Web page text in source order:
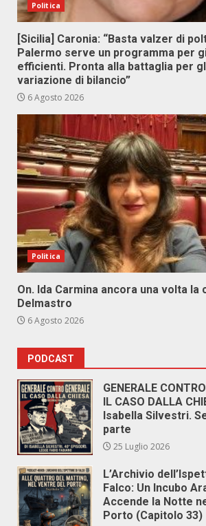
Politica
[Sicilia] Caronia: “Basta valzer di
Palermo serve un programma per
efficienti. Pronta alla battaglia per
variazione di bilancio”
6 Agosto 2026
Politica
On. Ida Carmina ancora una volta la
Delmastro
6 Agosto 2026
PODCAST
GENERALE
IL CASO DALLA
Isabella Silvestri.
parte
25 Luglio 2026
L’Archivio
Falco: Un Incubo
Accende la Notte
Porto (Capitolo 33)